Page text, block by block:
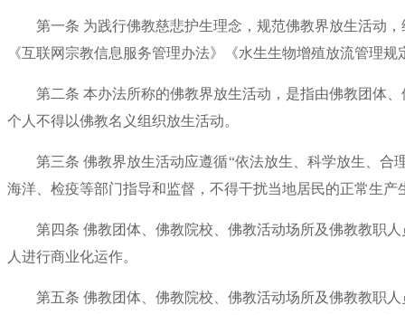
第一条 为践行佛教慈悲护生理念，规范佛教界放生活动，
《互联网宗教信息服务管理办法》《水生生物增殖放流管理
第二条 本办法所称的佛教界放生活动，是指由佛教团体、
个人不得以佛教名义组织放生活动。
第三条 佛教界放生活动应遵循“依法放生、科学放生、合
海洋、检疫等部门指导和监督，不得干扰当地居民的正常生
第四条 佛教团体、佛教院校、佛教活动场所及佛教教职人
人进行商业化运作。
第五条 佛教团体、佛教院校、佛教活动场所及佛教教职人